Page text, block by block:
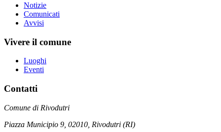
Notizie
Comunicati
Avvisi
Vivere il comune
Luoghi
Eventi
Contatti
Comune di Rivodutri
Piazza Municipio 9, 02010, Rivodutri (RI)